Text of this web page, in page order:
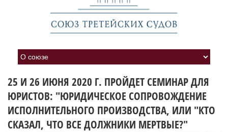
25 И 26 ИЮНЯ 2020 Г. ПРОЙДЕТ СЕМИНАР ДЛЯ
ЮРИСТОВ: "ЮРИДИЧЕСКОЕ СОПРОВОЖДЕНИЕ
ИСПОЛНИТЕЛЬНОГО ПРОИЗВОДСТВА, ИЛИ "КТО
СКАЗАЛ, ЧТО ВСЕ ДОЛЖНИКИ МЕРТВЫЕ?"